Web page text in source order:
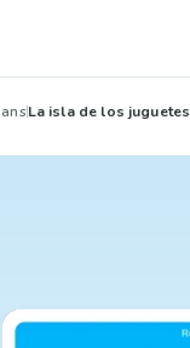
La isla de los juguetes